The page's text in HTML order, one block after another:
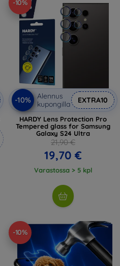
-10%
-10%
Alennus
kupongilla
EXTRA10
HARDY Lens Protection Pro
Tempered glass for Samsung
Galaxy S24 Ultra
21,90 €
19,70 €
Varastossa > 5 kpl
-10%